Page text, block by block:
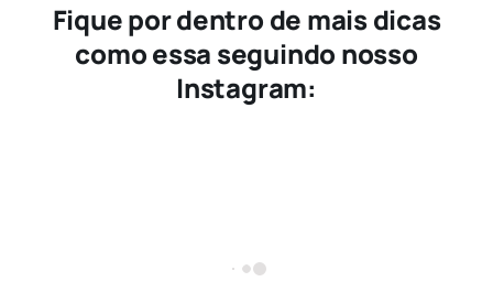
Fique por dentro de mais dicas
como essa seguindo nosso
Instagram: